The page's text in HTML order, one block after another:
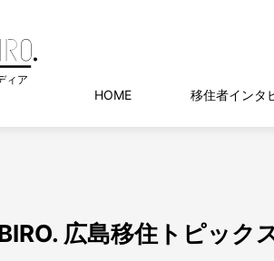
HOME 移住者インタ
広島移住トピック